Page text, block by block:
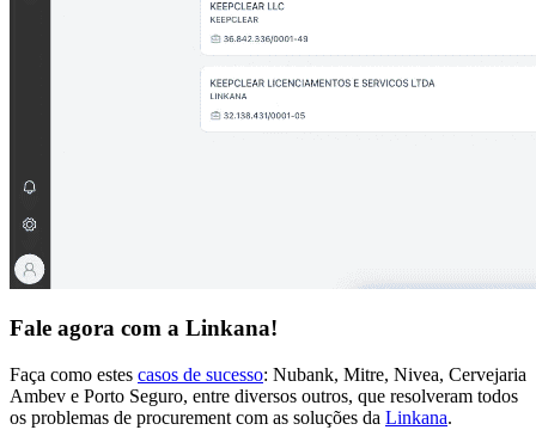
Fale agora com a Linkana!
Faça como estes casos de sucesso: Nubank, Mitre, Nivea, Cervejaria
Ambev e Porto Seguro, entre diversos outros, que resolveram todos
os problemas de procurement com as soluções da Linkana.